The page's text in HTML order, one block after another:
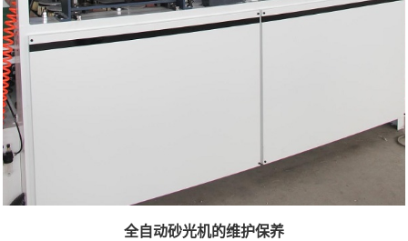
全自动砂光机的维护保养